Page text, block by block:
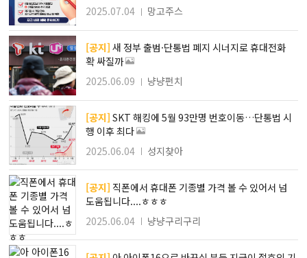
2025.07.04
망고주스
[공지] 새 정부 출범·단통법 폐지 시너지로 휴대전화
확 싸질까
2025.06.09
냥냥펀치
[공지] SKT 해킹에 5월 93만명 번호이동…단통법 시
행 이후 최다
2025.06.04
성지찾아
[공지]
도움됩니다....ㅎㅎㅎ
2025.06.04
냥냥구리구리